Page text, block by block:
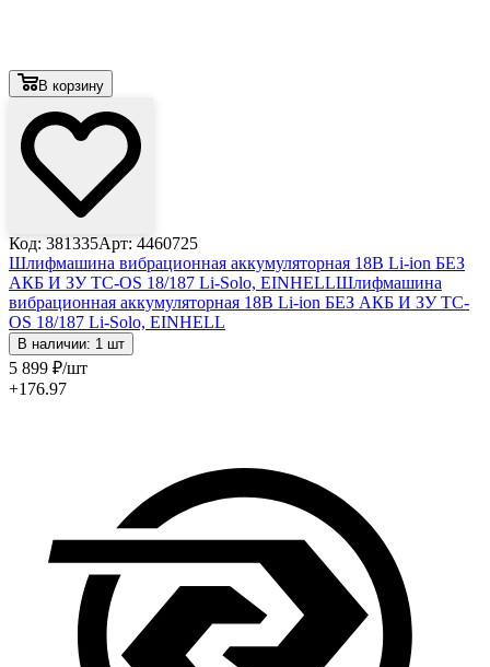
В корзину
Код: 381335Арт: 4460725
Шлифмашина вибрационная аккумуляторная 18В Li-ion БЕЗ
АКБ И ЗУ TC-OS 18/187 Li-Solo, EINHELLШлифмашина
вибрационная аккумуляторная 18В Li-ion БЕЗ АКБ И ЗУ TC-
OS 18/187 Li-Solo, EINHELL
В наличии: 1 шт
5 899 ₽/шт
+176.97